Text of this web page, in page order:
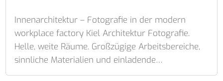
Innenarchitektur – Fotografie in der modern
workplace factory Kiel Architektur Fotografie.
Helle, weite Räume. Großzügige Arbeitsbereiche,
sinnliche Materialien und einladende…